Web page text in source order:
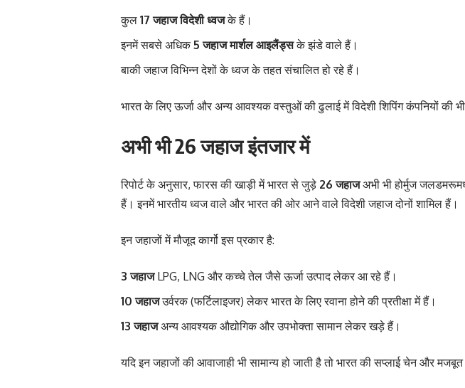
कुल 17 जहाज विदेशी ध्वजके हैं।
इनमें सबसे अधिक5 जहाज मार्शल आइलैंड्सके झंडे वाले हैं।
बाकी जहाज विभिन्न देशों के ध्वज के तहत संचालित हो रहे हैं।
भारत के लिए ऊर्जा और अन्य आवश्यक वस्तुओं की ढुलाई में विदेशी शिपिंग कंपनियों की भी
अभी भी 26 जहाज इंतजार में
रिपोर्ट के अनुसार, फारस की खाड़ी में भारत से जुड़े 26 जहाजअभी भी होर्मुज
हैं। इनमें भारतीय ध्वज वाले और भारत की ओर आने वाले विदेशी जहाज दोनों शामिल हैं।
इन जहाजों में मौजूद कार्गो इस प्रकार है:
3 जहाजLPG, LNG और कच्चे तेल जैसे ऊर्जा उत्पाद लेकर आ रहे हैं।
10 जहाजउर्वरक (फर्टिलाइजर) लेकर भारत के लिए रवाना होने की प्रतीक्षा में हैं।
13 जहाजअन्य आवश्यक औद्योगिक और उपभोक्ता सामान लेकर खड़े हैं।
यदि इन जहाजों की आवाजाही भी सामान्य हो जाती है तो भारत की सप्लाई चेन और मजबूत